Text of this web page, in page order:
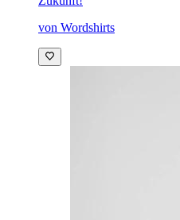
von Wordshirts